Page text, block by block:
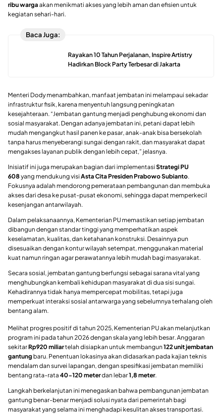
ribu wargaakan menikmati akses yang lebih aman dan efisien untuk
kegiatan sehari-hari.
Baca Juga:
Rayakan 10 Tahun Perjalanan, Inspire Artistry
Hadirkan Block Party Terbesar di Jakarta
Menteri Dody menambahkan, manfaat jembatan ini melampaui sekadar
infrastruktur fisik, karena menyentuh langsung peningkatan
kesejahteraan. “Jembatan gantung menjadi penghubung ekonomi dan
sosial masyarakat. Dengan adanya jembatan ini, petani dapat lebih
mudah mengangkut hasil panen ke pasar, anak-anak bisa bersekolah
tanpa harus menyeberangi sungai dengan rakit, dan masyarakat dapat
mengakses layanan publik dengan lebih cepat,” jelasnya.
Inisiatif ini juga merupakan bagian dari implementasi Strategi PU
608 yang mendukung visi Asta Cita Presiden Prabowo Subianto.
Fokusnya adalah mendorong pemerataan pembangunan dan membuka
akses dari desa ke pusat-pusat ekonomi, sehingga dapat memperkecil
kesenjangan antarwilayah.
Dalam pelaksanaannya, Kementerian PU memastikan setiap jembatan
dibangun dengan standar tinggi yang memperhatikan aspek
keselamatan, kualitas, dan ketahanan konstruksi. Desainnya pun
disesuaikan dengan kontur wilayah setempat, menggunakan material
kuat namun ringan agar perawatannya lebih mudah bagi masyarakat.
Secara sosial, jembatan gantung berfungsi sebagai sarana vital yang
menghubungkan kembali kehidupan masyarakat di dua sisi sungai.
Kehadirannya tidak hanya mempercepat mobilitas, tetapi juga
memperkuat interaksi sosial antarwarga yang sebelumnya terhalang oleh
bentang alam.
Melihat progres positif di tahun 2025, Kementerian PU akan melanjutkan
program ini pada tahun 2026 dengan skala yang lebih besar. Anggaran
sekitarRp920 miliartelah disiapkan untuk membangun 122 unit jembatan
gantung baru. Penentuan lokasinya akan didasarkan pada kajian teknis
mendalam dan survei lapangan, dengan spesifikasi jembatan memiliki
bentang rata-rata 40-120 meterdan lebar1,8 meter.
Langkah berkelanjutan ini menegaskan bahwa pembangunan jembatan
gantung benar-benar menjadi solusi nyata dari pemerintah bagi
masyarakat yang selama ini menghadapi kesulitan akses transportasi.